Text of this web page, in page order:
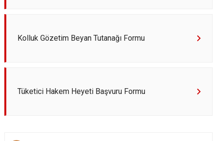
Kolluk Gözetim Beyan Tutanağı Formu
Tüketici Hakem Heyeti Başvuru Formu